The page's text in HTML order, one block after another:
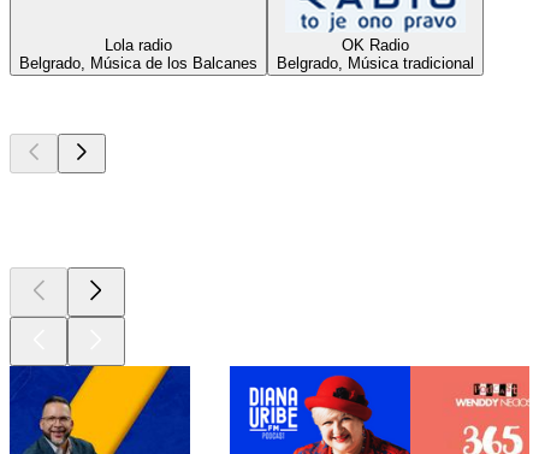
Lola radio
Belgrado, Música de los Balcanes
OK Radio
Belgrado, Música tradicional